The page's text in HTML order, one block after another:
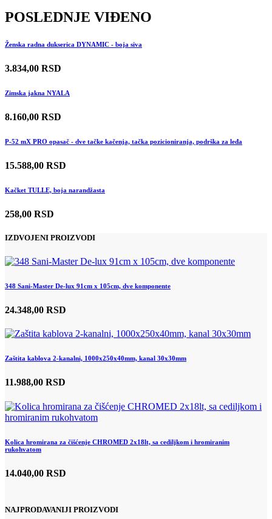
POSLEDNJE VIĐENO
Ženska radna dukserica DYNAMIC - boja siva
3.834,00 RSD
Zimska jakna NYALA
8.160,00 RSD
P-52 mX PRO opasač - dve tačke kačenja, tačka pozicioniranja, podrška za leđa
15.588,00 RSD
Kačket TULLE, boja narandžasta
258,00 RSD
IZDVOJENI PROIZVODI
348 Sani-Master De-lux 91cm x 105cm, dve komponente
24.348,00 RSD
Zaštita kablova 2-kanalni, 1000x250x40mm, kanal 30x30mm
11.988,00 RSD
Kolica hromirana za čišćenje CHROMED 2x18lt, sa cediljkom i hromiranim
rukohvatom
14.040,00 RSD
NAJPRODAVANIJI PROIZVODI